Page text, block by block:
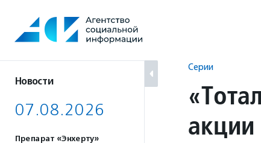
содержанию
Новости
07.08.2026
Препарат «Энхерту»
Серии